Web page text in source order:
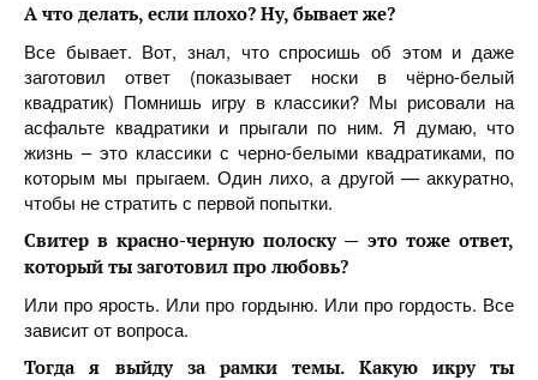
А что делать, если плохо? Ну, бывает же?
Все бывает. Вот, знал, что спросишь об этом и даже
заготовил ответ (показывает носки в чёрно-белый
квадратик) Помнишь игру в классики? Мы рисовали на
асфальте квадратики и прыгали по ним. Я думаю, что
жизнь – это классики с черно-белыми квадратиками, по
которым мы прыгаем. Один лихо, а другой — аккуратно,
чтобы не стратить с первой попытки.
Свитер в красно-черную полоску — это тоже ответ,
который ты заготовил про любовь?
Или про ярость. Или про гордыню. Или про гордость. Все
зависит от вопроса.
Тогда я выйду за рамки темы. Какую икру ты